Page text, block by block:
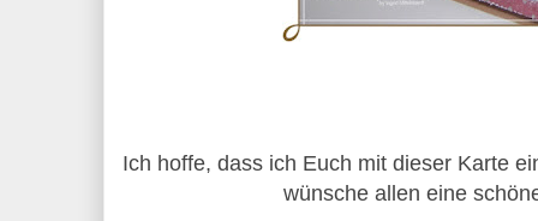
Ich hoffe, dass ich Euch mit dieser Karte
wünsche allen eine